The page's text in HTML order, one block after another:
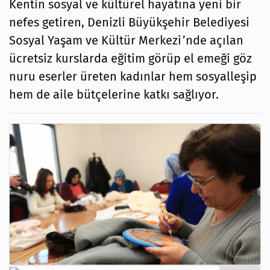
Kentin sosyal ve kültürel hayatına yeni bir
nefes getiren, Denizli Büyükşehir Belediyesi
Sosyal Yaşam ve Kültür Merkezi’nde açılan
ücretsiz kurslarda eğitim görüp el emeği göz
nuru eserler üreten kadınlar hem sosyalleşip
hem de aile bütçelerine katkı sağlıyor.